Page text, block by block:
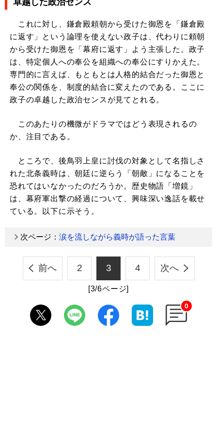
卓越した政治センス
これに対し、鎌倉殿頼朝から受けた御恩を「鎌倉殿
に返す」という論理を使えない政子は、代わりに頼朝
から受けた御恩を「幕府に返す」よう主張した。政子
は、特定個人への奉公を組織への奉公にすりかえた。
専門的に言えば、もともとは人格的結合だった御恩と
奉公の関係を、制度的結合に変えたのである。ここに
政子の卓越した政治センスが見てとれる。
このあたりの機微がドラマではどう表現されるの
か、注目である。
ところで、後鳥羽上皇に討伐の対象として名指しさ
れた北条義時は、朝廷に逆らう「朝敵」になることを
恐れてはいなかったのだろうか。歴史物語「増鏡」
は、幕府軍出撃の経過について、興味深い逸話を載せ
ている。以下に示そう。
次ページ： 涙を流しながら義時が語った言葉
前へ 2 3 4 次へ
[3/6ページ]
0